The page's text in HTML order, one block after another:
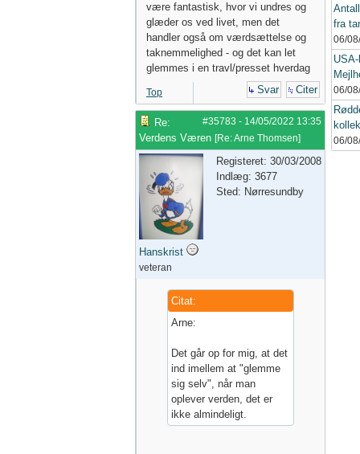
være fantastisk, hvor vi undres og
glæder os ved livet, men det
handler også om værdsættelse og
taknemmelighed - og det kan let
glemmes i en travl/presset hverdag
Top Svar Citer
#35783 - 14/05/2022 13:35
Re:
Verdens Væren [Re: Arne Thomsen]
Hanskrist
veteran
Registeret: 30/03/2008
Indlæg: 3677
Sted: Nørresundby
Citat:
Arne:
Det går op for mig, at det
ind imellem at "glemme
sig selv", når man
oplever verden, det er
ikke almindeligt.
fra
06/
06/
06/